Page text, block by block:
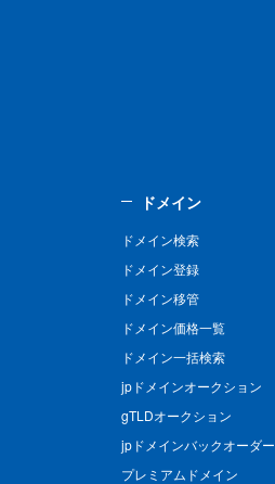
ドメイン
ドメイン検索
ドメイン登録
ドメイン移管
ドメイン価格一覧
ドメイン一括検索
jpドメインオークション
gTLDオークション
jpドメインバックオーダー
プレミアムドメイン